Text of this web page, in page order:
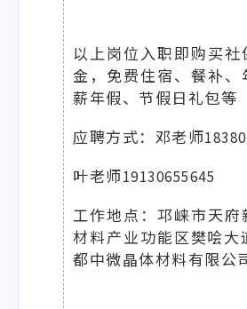
以上岗位入职即购买社
金，免费住宿、餐补、
薪年假、节假日礼包等
应聘方式：邓老师
叶老师19130655645
工作地点：邛崃市天府
材料产业功能区樊哙大
都中微晶体材料有限公